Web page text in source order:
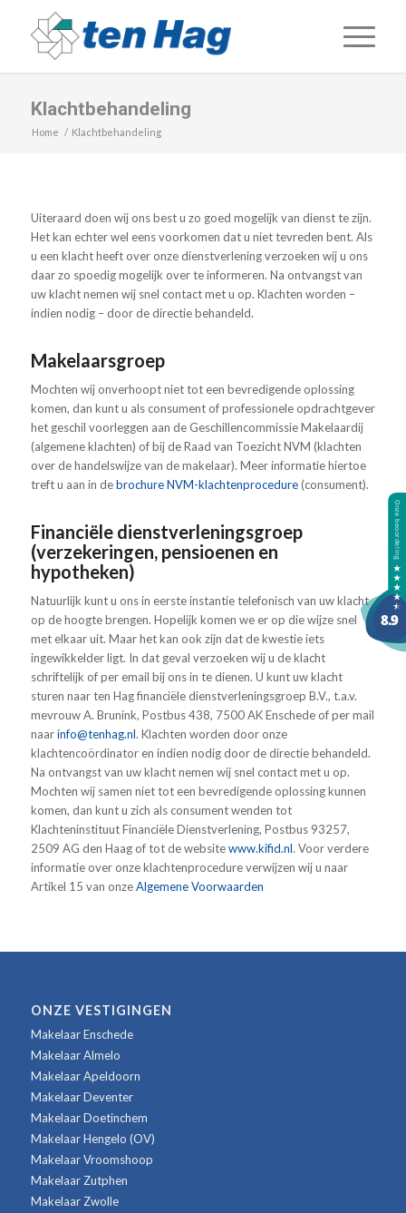
Klachtbehandeling
Home / Klachtbehandeling
Uiteraard doen wij ons best u zo goed mogelijk van dienst te zijn.
Het kan echter wel eens voorkomen dat u niet tevreden bent. Als
u een klacht heeft over onze dienstverlening verzoeken wij u ons
daar zo spoedig mogelijk over te informeren. Na ontvangst van
uw klacht nemen wij snel contact met u op. Klachten worden –
indien nodig – door de directie behandeld.
Makelaarsgroep
Mochten wij onverhoopt niet tot een bevredigende oplossing
komen, dan kunt u als consument of professionele opdrachtgever
het geschil voorleggen aan de Geschillencommissie Makelaardij
(algemene klachten) of bij de Raad van Toezicht NVM (klachten
over de handelswijze van de makelaar). Meer informatie hiertoe
treft u aan in debrochure NVM-klachtenprocedure(consument).
Financiële dienstverleningsgroep
(verzekeringen, pensioenen en
hypotheken)
Natuurlijk kunt u ons in eerste instantie telefonisch van uw klacht
op de hoogte brengen. Hopelijk komen we er op die wijze snel
met elkaar uit. Maar het kan ook zijn dat de kwestie iets
ingewikkelder ligt. In dat geval verzoeken wij u de klacht
schriftelijk of per email bij ons in te dienen. U kunt uw klacht
sturen naar ten Hag financiële dienstverleningsgroep B.V., t.a.v.
mevrouw A. Brunink, Postbus 438, 7500 AK Enschede of per mail
naarinfo@tenhag.nl. Klachten worden door onze
klachtencoördinator en indien nodig door de directie behandeld.
Na ontvangst van uw klacht nemen wij snel contact met u op.
Mochten wij samen niet tot een bevredigende oplossing kunnen
komen, dan kunt u zich als consument wenden tot
Klachteninstituut Financiële Dienstverlening, Postbus 93257,
2509 AG den Haag of tot de websitewww.kifid.nl. Voor verdere
informatie over onze klachtenprocedure verwijzen wij u naar
Artikel 15 van onzeAlgemene Voorwaarden
ONZE VESTIGINGEN
Makelaar Enschede
Makelaar Almelo
Makelaar Apeldoorn
Makelaar Deventer
Makelaar Doetinchem
Makelaar Hengelo (OV)
Makelaar Vroomshoop
Makelaar Zutphen
Makelaar Zwolle